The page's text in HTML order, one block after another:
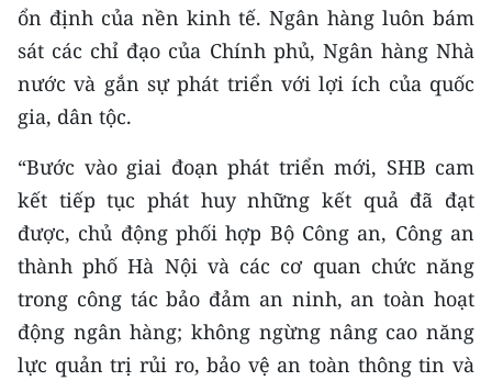
ổn định của nền kinh tế. Ngân hàng luôn bám
sát các chỉ đạo của Chính phủ, Ngân hàng Nhà
nước và gắn sự phát triển với lợi ích của quốc
gia, dân tộc.
“Bước vào giai đoạn phát triển mới, SHB cam
kết tiếp tục phát huy những kết quả đã đạt
được, chủ động phối hợp Bộ Công an, Công an
thành phố Hà Nội và các cơ quan chức năng
trong công tác bảo đảm an ninh, an toàn hoạt
động ngân hàng; không ngừng nâng cao năng
lực quản trị rủi ro, bảo vệ an toàn thông tin và